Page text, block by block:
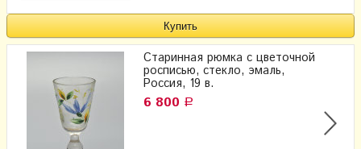
Старинная рюмка с цветочной
росписью, стекло, эмаль,
Россия, 19 в.
6 800 Р